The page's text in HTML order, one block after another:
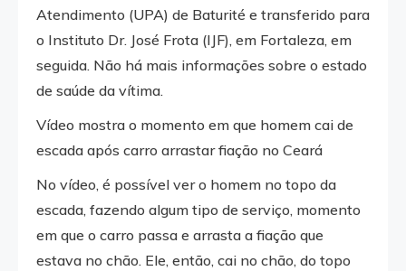
Atendimento (UPA) de Baturité e transferido para
o Instituto Dr. José Frota (IJF), em Fortaleza, em
seguida. Não há mais informações sobre o estado
de saúde da vítima.
Vídeo mostra o momento em que homem cai de
escada após carro arrastar fiação no Ceará
No vídeo, é possível ver o homem no topo da
escada, fazendo algum tipo de serviço, momento
em que o carro passa e arrasta a fiação que
estava no chão. Ele, então, cai no chão, do topo